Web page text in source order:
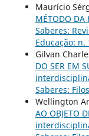
Maurício
MÉTODO DA
Saberes:
Educação: n.
Gilvan
DO SER EM
Saberes:
Wellington
AO OBJETO